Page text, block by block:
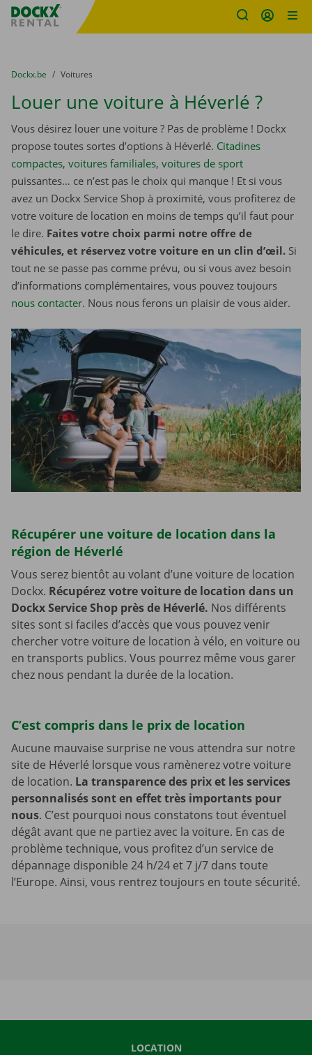
sitename
You are here:
du
Dockx.be to
Voitures
Louer une voiture à Héverlé ?
Vous désirez louer une voiture ? Pas de problème ! Dockx
propose toutes sortes d’options à Héverlé. Citadines
compactes, voitures familiales, voitures de sport
puissantes… ce n’est pas le choix qui manque ! Et si vous
avez un Dockx Service Shop à proximité, vous profiterez de
votre voiture de location en moins de temps qu’il faut pour
le dire. Faites votre choix parmi notre offre de
véhicules, et réservez votre voiture en un clin d’œil. Si
tout ne se passe pas comme prévu, ou si vous avez besoin
d’informations complémentaires, vous pouvez toujours
nous contacter. Nous nous ferons un plaisir de vous aider.
Récupérer une voiture de location dans la
région de Héverlé
Vous serez bientôt au volant d’une voiture de location
Dockx. Récupérez votre voiture de location dans un
Dockx Service Shop près de Héverlé. Nos différents
sites sont si faciles d’accès que vous pouvez venir
chercher votre voiture de location à vélo, en voiture ou
en transports publics. Vous pourrez même vous garer
chez nous pendant la durée de la location.
C’est compris dans le prix de location
Aucune mauvaise surprise ne vous attendra sur notre
site de Héverlé lorsque vous ramènerez votre voiture
de location. La transparence des prix et les services
personnalisés sont en effet très importants pour
nous. C’est pourquoi nous constatons tout éventuel
dégât avant que ne partiez avec la voiture. En cas de
problème technique, vous profitez d’un service de
dépannage disponible 24 h/24 et 7 j/7 dans toute
l’Europe. Ainsi, vous rentrez toujours en toute sécurité.
LOCATION